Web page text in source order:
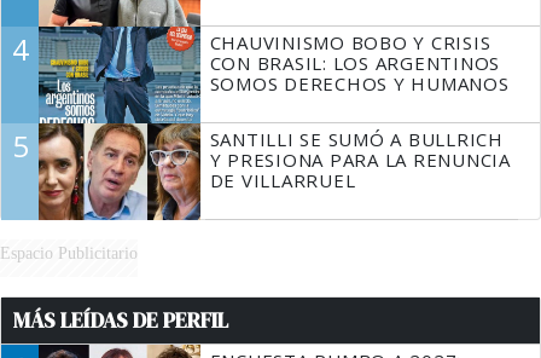
4
CHAUVINISMO BOBO Y CRISIS
CON BRASIL: LOS ARGENTINOS
SOMOS DERECHOS Y HUMANOS
5
SANTILLI SE SUMÓ A BULLRICH
Y PRESIONA PARA LA RENUNCIA
DE VILLARRUEL
Espacio Publicitario
MÁS LEÍDAS DE PERFIL